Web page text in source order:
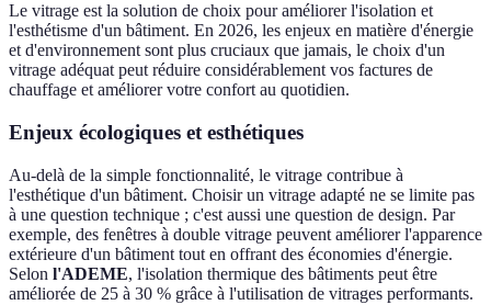
Le vitrage est la solution de choix pour améliorer l'isolation et
l'esthétisme d'un bâtiment. En 2026, les enjeux en matière d'énergie
et d'environnement sont plus cruciaux que jamais, le choix d'un
vitrage adéquat peut réduire considérablement vos factures de
chauffage et améliorer votre confort au quotidien.
Enjeux écologiques et esthétiques
Au-delà de la simple fonctionnalité, le vitrage contribue à
l'esthétique d'un bâtiment. Choisir un vitrage adapté ne se limite pas
à une question technique ; c'est aussi une question de design. Par
exemple, des fenêtres à double vitrage peuvent améliorer l'apparence
extérieure d'un bâtiment tout en offrant des économies d'énergie.
Selon l'ADEME, l'isolation thermique des bâtiments peut être
améliorée de 25 à 30 % grâce à l'utilisation de vitrages performants.